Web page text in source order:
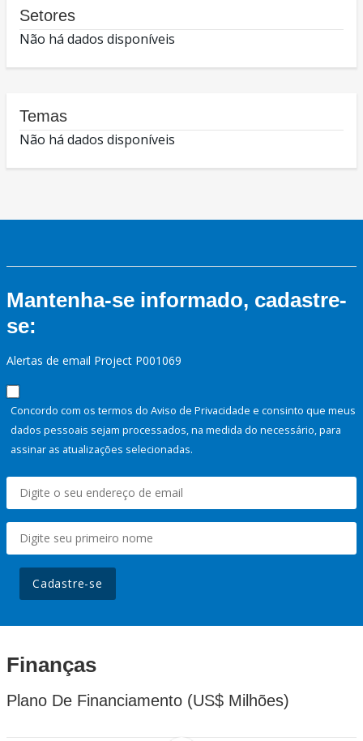
Setores
Não há dados disponíveis
Temas
Não há dados disponíveis
Mantenha-se informado, cadastre-
se:
Alertas de email Project P001069
Concordo com os termos do Aviso de Privacidade e consinto que meus
dados pessoais sejam processados, na medida do necessário, para
assinar as atualizações selecionadas.
Cadastre-se
Finanças
Plano De Financiamento (US$ Milhões)